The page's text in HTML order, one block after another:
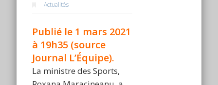
Actualités
Publié le 1 mars 2021
à 19h35 (source
Journal L’Équipe).
La ministre des Sports,